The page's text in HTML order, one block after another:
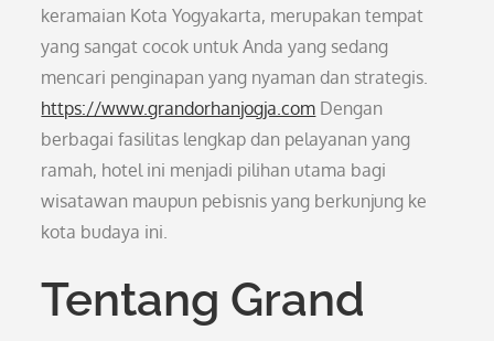
keramaian Kota Yogyakarta, merupakan tempat
yang sangat cocok untuk Anda yang sedang
mencari penginapan yang nyaman dan strategis.
https://www.grandorhanjogja.com Dengan
berbagai fasilitas lengkap dan pelayanan yang
ramah, hotel ini menjadi pilihan utama bagi
wisatawan maupun pebisnis yang berkunjung ke
kota budaya ini.
Tentang Grand